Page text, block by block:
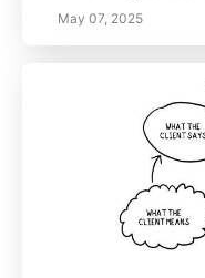
May 07, 2025